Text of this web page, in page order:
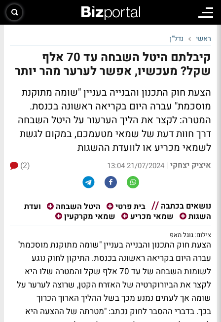
ראשי נדל"ן
קיבלתם היטל השבחה עד 70 אלף
שקל? מעכשיו, אפשר לערער מהר יותר
הצעת חוק התכנון והבנייה בעניין "שומה מתוקנת
מוסכמת" עברה היום בקריאה ראשונה בכנסת.
המטרה: לקצר את הליך הערעור על היטל השבחה
דרך חוות דעת של שמאי מטעמכם, במקום לגשת
לשמאי מכריע או לוועדת ההשגות
איציק יצחקי |
21/07/2024 13:04
(2)
נושאים בכתבה בית פרטי היטל השבחה
ועדת
השגות
שמאי מכריע שמאי מקרקעין
צילום: גוגל מאפ
הצעת חוק התכנון והבנייה בעניין "שומה מתוקנת מוסכמת"
עברה היום בקריאה ראשונה בכנסת. התיקון לחוק נוגע
לשומות השבחה של עד 70 אלף שקל והמטרה שלו היא
לקצר את הביורוקרטיה של האזרח הקטן, שרוצה לערער על
שומה אך לעתים נמנע מכך בשל ההליך הארוך הכרוך
בכך. בדברי ההסבר לחוק נכתב: "מטרתה של ההצעה היא